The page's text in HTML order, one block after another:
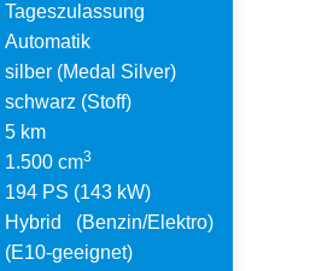
Tageszulassung
Automatik
silber (Medal Silver)
schwarz (Stoff)
5 km
1.500 cm3
194 PS (143 kW)
Hybrid (Benzin/Elektro)
(E10-geeignet)